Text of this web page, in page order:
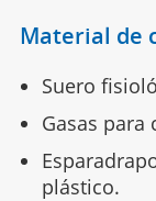
Material de
Suero
Gasas para
plástico.